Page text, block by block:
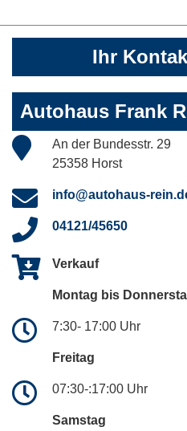
Ihr
Autohaus Frank
An der Bundesstr. 29
25358 Horst
info@autohaus-
04121/45650
Verkauf
Montag bis
7:30- 17:00 Uhr
Freitag
07:30-:17:00 Uhr
Samstag